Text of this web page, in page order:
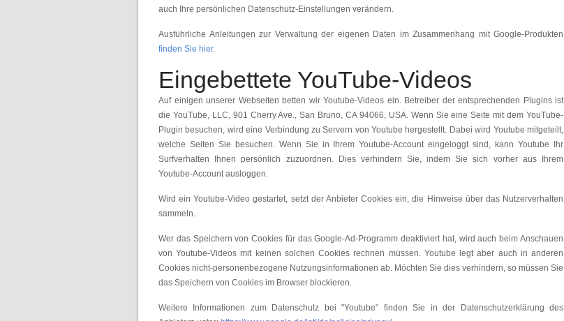
auch Ihre persönlichen Datenschutz-Einstellungen verändern.
Ausführliche Anleitungen zur Verwaltung der eigenen Daten im Zusammenhang mit Google-Produkten
finden Sie hier.
Eingebettete YouTube-Videos
Auf einigen unserer Webseiten betten wir Youtube-Videos ein. Betreiber der entsprechenden Plugins ist
die YouTube, LLC, 901 Cherry Ave., San Bruno, CA 94066, USA. Wenn Sie eine Seite mit dem YouTube-
Plugin besuchen, wird eine Verbindung zu Servern von Youtube hergestellt. Dabei wird Youtube mitgeteilt,
welche Seiten Sie besuchen. Wenn Sie in Ihrem Youtube-Account eingeloggt sind, kann Youtube Ihr
Surfverhalten Ihnen persönlich zuzuordnen. Dies verhindern Sie, indem Sie sich vorher aus Ihrem
Youtube-Account ausloggen.
Wird ein Youtube-Video gestartet, setzt der Anbieter Cookies ein, die Hinweise über das Nutzerverhalten
sammeln.
Wer das Speichern von Cookies für das Google-Ad-Programm deaktiviert hat, wird auch beim Anschauen
von Youtube-Videos mit keinen solchen Cookies rechnen müssen. Youtube legt aber auch in anderen
Cookies nicht-personenbezogene Nutzungsinformationen ab. Möchten Sie dies verhindern, so müssen Sie
das Speichern von Cookies im Browser blockieren.
Weitere Informationen zum Datenschutz bei "Youtube" finden Sie in der Datenschutzerklärung des